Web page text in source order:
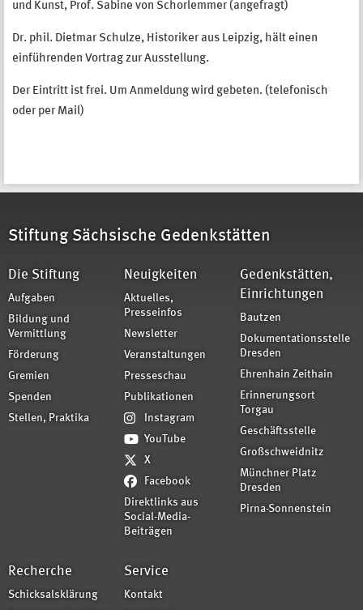
und Kunst, Prof. Sabine von Schorlemmer (angefragt)
Dr. phil. Dietmar Schulze, Historiker aus Leipzig, hält einen
einführenden Vortrag zur Ausstellung.
Der Eintritt ist frei. Um Anmeldung wird gebeten. (telefonisch
oder per Mail)
Stiftung Sächsische Gedenkstätten
Die Stiftung
Aufgaben
Bildung und
Vermittlung
Förderung
Gremien
Spenden
Stellen, Praktika
Neuigkeiten
Aktuelles,
Presseinfos
Newsletter
Veranstaltungen
Presseschau
Publikationen
Instagram
YouTube
X
Facebook
Direktlinks aus
Social-Media-
Beiträgen
Gedenkstätten,
Einrichtungen
Bautzen
Dokumentationsstelle
Dresden
Ehrenhain Zeithain
Erinnerungsort
Torgau
Geschäftsstelle
Großschweidnitz
Münchner Platz
Dresden
Pirna-Sonnenstein
Recherche
Schicksalsklärung
Service
Kontakt